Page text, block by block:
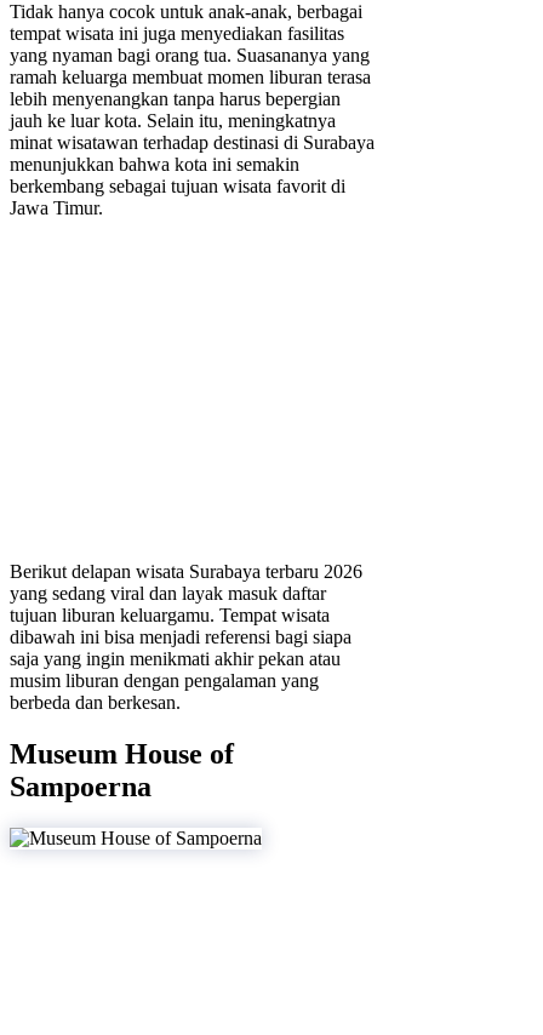
Tidak hanya cocok untuk anak-anak, berbagai
tempat wisata ini juga menyediakan fasilitas
yang nyaman bagi orang tua. Suasananya yang
ramah keluarga membuat momen liburan terasa
lebih menyenangkan tanpa harus bepergian
jauh ke luar kota. Selain itu, meningkatnya
minat wisatawan terhadap destinasi di Surabaya
menunjukkan bahwa kota ini semakin
berkembang sebagai tujuan wisata favorit di
Jawa Timur.
Berikut delapan wisata Surabaya terbaru 2026
yang sedang viral dan layak masuk daftar
tujuan liburan keluargamu. Tempat wisata
dibawah ini bisa menjadi referensi bagi siapa
saja yang ingin menikmati akhir pekan atau
musim liburan dengan pengalaman yang
berbeda dan berkesan.
Museum House of
Sampoerna